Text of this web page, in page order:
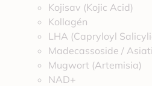
Kojisav (Kojic Acid)
Kollagén
LHA (Capryloyl
Madecassoside /
Mugwort (Artemisia)
NAD+